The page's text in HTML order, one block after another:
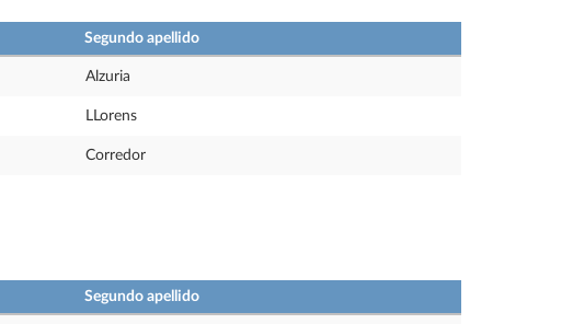
Segundo apellido
Alzuria
LLorens
Corredor
Segundo apellido